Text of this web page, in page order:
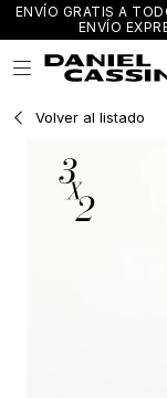
ENVÍO GRATIS A
ENVÍO

Volver al listado